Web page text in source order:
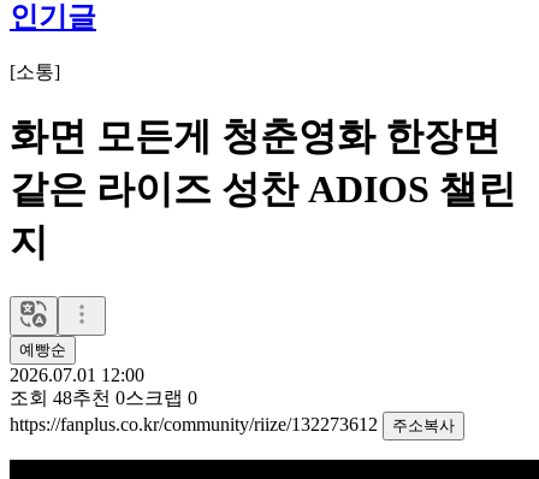
인기글
[소통]
화면 모든게 청춘영화 한장면
같은 라이즈 성찬 ADIOS 챌린
지
예빵순
2026.07.01 12:00
조회 48추천 0스크랩 0
https://fanplus.co.kr/community/riize/132273612
주소복사